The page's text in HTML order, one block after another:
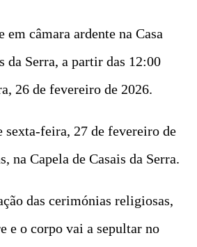
em câmara ardente na Casa
da Serra, a partir das 12:00
26 de fevereiro de 2026.
sexta-feira, 27 de fevereiro de
na Capela de Casais da Serra.
das cerimónias religiosas,
e o corpo vai a sepultar no